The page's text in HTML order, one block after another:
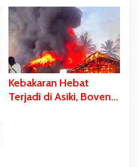
Pencarian
Kebakaran Hebat
Terjadi di Asiki, Boven